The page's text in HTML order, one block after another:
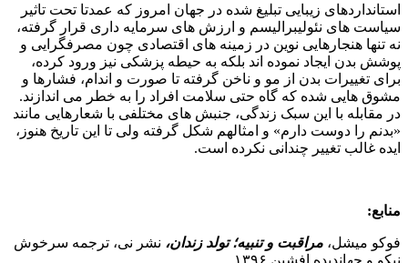
استانداردهای زیبایی تبلیغ شده در جهان امروز که عمدتا تحت تاثیر
سیاست های نئولیبرالیسم و ارزش های سرمایه داری قرار گرفته،
نه تنها هنجارهایی نوین در زمینه های اقتصادی چون مصرفگرایی و
پوشش بدن ایجاد نموده اند بلکه به حیطه پزشکی نیز ورود کرده،
برای تغییرات بدن از مو و ناخن گرفته تا صورت و اندام، فشارها و
مشوق هایی شده که گاه حتی سلامت افراد را به خطر می اندازند.
در مقابله با این سبک زندگی، جنبش های مختلفی با شعارهایی مانند
«بدنم را دوست دارم» و امثالهم شکل گرفته ولی تا این تاریخ هنوز،
ایده غالب تغییر چندانی نکرده است.
منابع:
فوکو میشل، مراقبت و تنبیه؛ تولد زندان، نشر نی، ترجمه سرخوش
نیکو و جهاندیده افشین ۱۳۹۶